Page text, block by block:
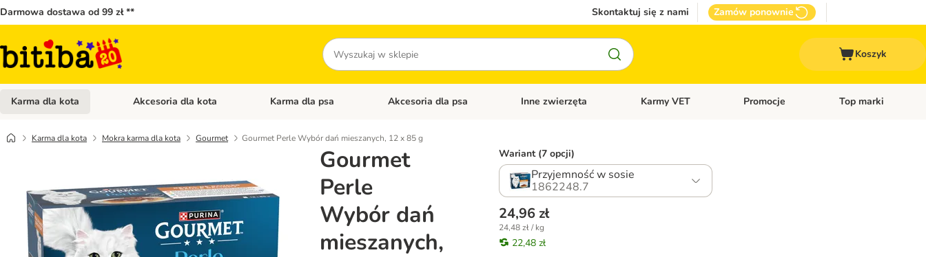
Darmowa dostawa od 99 zł ** Skontaktuj się z nami Zamów ponownie
Szukaj
Koszyk
Karma dla kota Otwórz menu kategorii: Karma dla kota
Akcesoria dla kota Otwórz menu kategorii: Akcesoria dla kota
Karma dla psa Otwórz menu kategorii: Karma dla psa
Akcesoria dla psa Otwórz menu kategorii: Akcesoria dla psa
Inne zwierzęta Otwórz menu kategorii: Inne zwierzęta
Karmy VET Otwórz menu kategorii: Karmy VET
Promocje Otwórz menu
Top marki
Karma dla kota Mokra karma dla kota Gourmet Gourmet Perle Wybór dań mieszanych, 12 x 85 g
Gourmet
Perle
Wybór dań
mieszanych,
Wariant (7 opcji)
Przyjemność w sosie
1862248.7
24,96 zł
24,48 zł / kg
22,48 zł